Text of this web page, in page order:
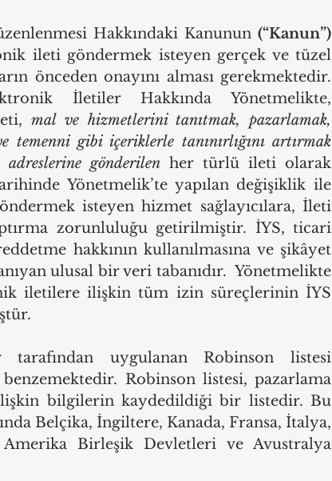
Liability Environment Law
Hakkındaki Kanunun (“Kanun”)
ileti göndermek isteyen gerçek ve tüzel
önceden onayını alması gerekmektedir.
mal ve hizmetlerini tanıtmak, pazarlamak,
gibi içeriklerle tanınırlığını artırmak
adreslerine gönderilen her türlü ileti olarak
Yönetmelik’te yapılan değişiklik ile
isteyen hizmet sağlayıcılara, İleti
zorunluluğu getirilmiştir. İYS, ticari
hakkının kullanılmasına ve şikâyet
ulusal bir veri tabanıdır.  Yönetmelikte
iletilere ilişkin tüm izin süreçlerinin İYS
uygulanan Robinson listesi
Robinson listesi, pazarlama
bilgilerin kaydedildiği bir listedir. Bu
Belçika, İngiltere, Kanada, Fransa, İtalya,
Birleşik Devletleri ve Avustralya